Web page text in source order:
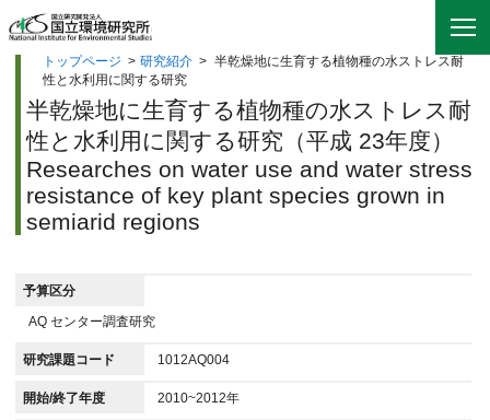
トップページ > 研究紹介 > 半乾燥地に生育する植物種の水ストレス耐
性と水利用に関する研究
半乾燥地に生育する植物種の水ストレス耐
性と水利用に関する研究（平成 23年度）
Researches on water use and water stress
resistance of key plant species grown in
semiarid regions
予算区分
AQ センター調査研究
研究課題コード 1012AQ004
開始/終了年度 2010~2012年